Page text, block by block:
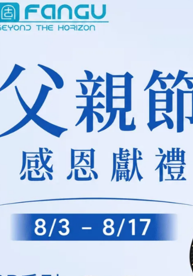
商品介紹
智慧手錶專用 原廠充電線升級線座組
線不能共用，外型雖然相似但孔距及正負極不一定一樣，請務必依型號選購。
線座組，使用起來更穩固、更方便。